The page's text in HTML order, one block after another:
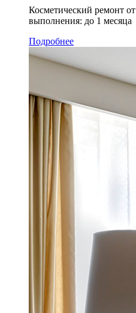
Косметический ремонт от
выполнения: до 1 месяца
Подробнее